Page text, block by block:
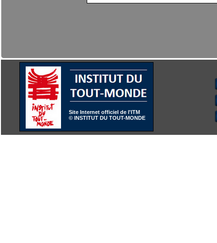
Site Internet officiel de l'ITM
© INSTITUT DU TOUT-MONDE